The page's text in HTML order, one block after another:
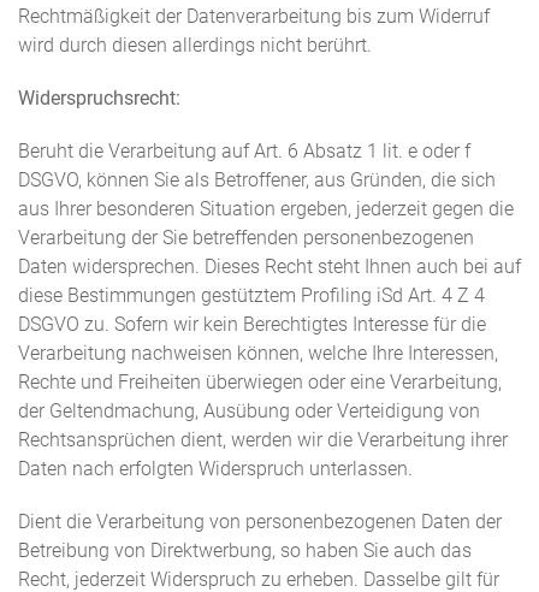
Rechtmäßigkeit der Datenverarbeitung bis zum Widerruf
wird durch diesen allerdings nicht berührt.
Widerspruchsrecht:
Beruht die Verarbeitung auf Art. 6 Absatz 1 lit. e oder f
DSGVO, können Sie als Betroffener, aus Gründen, die sich
aus Ihrer besonderen Situation ergeben, jederzeit gegen die
Verarbeitung der Sie betreffenden personenbezogenen
Daten widersprechen. Dieses Recht steht Ihnen auch bei auf
diese Bestimmungen gestütztem Profiling iSd Art. 4 Z 4
DSGVO zu. Sofern wir kein Berechtigtes Interesse für die
Verarbeitung nachweisen können, welche Ihre Interessen,
Rechte und Freiheiten überwiegen oder eine Verarbeitung,
der Geltendmachung, Ausübung oder Verteidigung von
Rechtsansprüchen dient, werden wir die Verarbeitung ihrer
Daten nach erfolgten Widerspruch unterlassen.
Dient die Verarbeitung von personenbezogenen Daten der
Betreibung von Direktwerbung, so haben Sie auch das
Recht, jederzeit Widerspruch zu erheben. Dasselbe gilt für